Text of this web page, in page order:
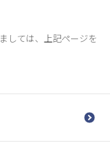
しては、上記ページを